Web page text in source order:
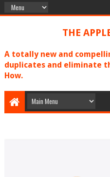
THE
A totally new and
duplicates and eliminate
How.